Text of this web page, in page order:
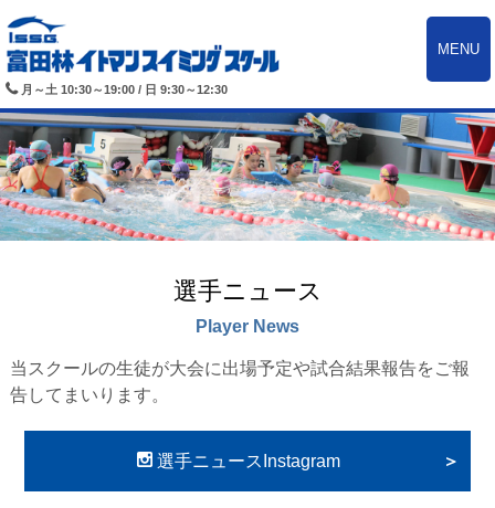
月～土 10:30～19:00 / 日 9:30～12:30
MENU
選手ニュース
Player News
当スクールの生徒が大会に出場予定や試合結果報告をご報
告してまいります。
選手ニュースInstagram